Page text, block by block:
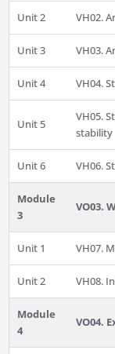
Unit 2 VH02.
Unit 3 VH03.
Unit 4 VH04.
Unit 5
VH05.
stability
Unit 6 VH06.
Module
3
VO03.
Unit 1 VH07.
Unit 2 VH08.
Module
4
VO04.